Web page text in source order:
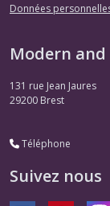
Données
Modern and
131 rue Jean Jaures
29200 Brest
Téléphone
Suivez nous